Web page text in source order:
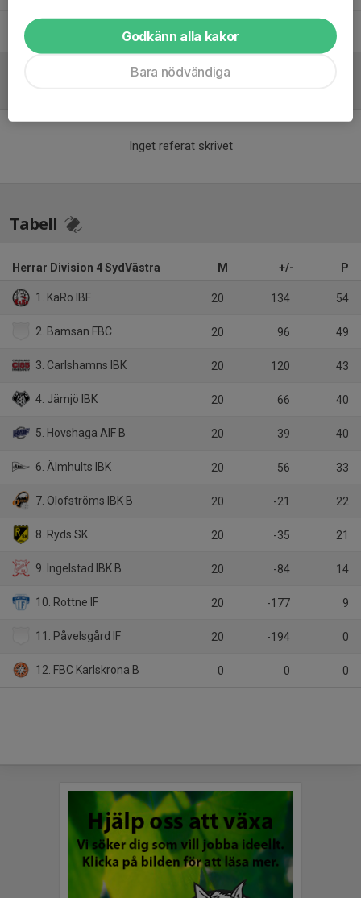
Jonas NilssonTränare
Inget referat skrivet
Tabell
Herrar Division 4 SydVästra M +/- P
1. KaRo IBF 20 134 54
2. Bamsan FBC 20 96 49
3. Carlshamns IBK 20 120 43
4. Jämjö IBK 20 66 40
5. Hovshaga AIF B 20 39 40
6. Älmhults IBK 20 56 33
7. Olofströms IBK B 20 -21 22
8. Ryds SK 20 -35 21
9. Ingelstad IBK B 20 -84 14
10. Rottne IF 20 -177 9
11. Påvelsgård IF 20 -194 0
12. FBC Karlskrona B 0 0 0
Godkänn alla kakor
Bara nödvändiga